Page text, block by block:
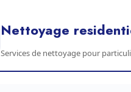
Nettoyage
Services de nettoyage pour